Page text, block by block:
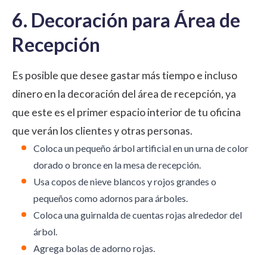
6. Decoración para Área de
Recepción
Es posible que desee gastar más tiempo e incluso
dinero en la decoración del área de recepción, ya
que este es el primer espacio interior de tu oficina
que verán los clientes y otras personas.
Coloca un pequeño árbol artificial en un urna de color
dorado o bronce en la mesa de recepción.
Usa copos de nieve blancos y rojos grandes o
pequeños como adornos para árboles.
Coloca una guirnalda de cuentas rojas alrededor del
árbol.
Agrega bolas de adorno rojas.